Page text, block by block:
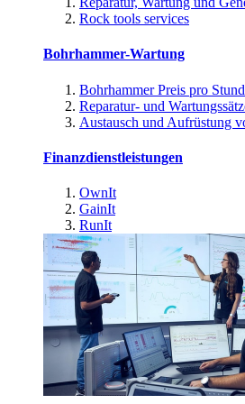
Rock tools services
Bohrhammer-Wartung
Bohrhammer Preis pro
Reparatur- und
Austausch und Aufrüstung
Finanzdienstleistungen
OwnIt
GainIt
RunIt